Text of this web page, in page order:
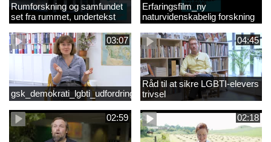
Rumforskning og samfundet
set fra rummet, undertekst
Erfaringsfilm_ny
naturvidenskabelig forskning
03:07
gsk_demokrati_lgbti_udfordringer
04:45
Råd til at sikre LGBTI-elevers
trivsel
02:59 02:18